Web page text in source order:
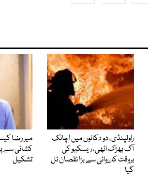
راولپنڈی، دو دکانوں میں اچانک
آگ بھڑک اٹھی، ریسکیو کی
بروقت کارروائی سے بڑا نقصان ٹل
گیا
میر رضا
کشائی سے
تشکیل